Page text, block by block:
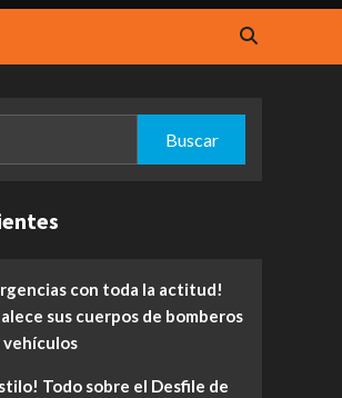
con toda la actitud!
sus cuerpos de bomberos
vehículos
Todo sobre el Desfile de